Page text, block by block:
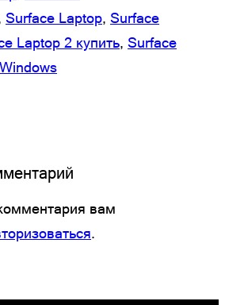
Surface Laptop, Surface
Laptop 2 купить, Surface
Windows
вам
.